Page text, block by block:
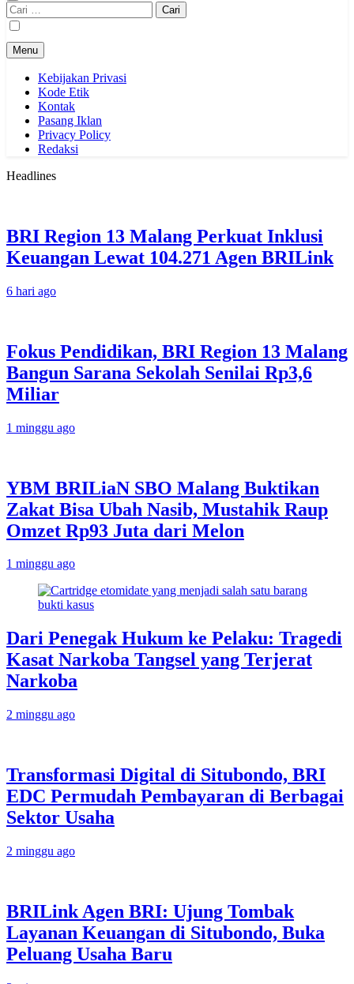
Cari
untuk:
Menu
Kebijakan Privasi
Kode Etik
Kontak
Pasang Iklan
Privacy Policy
Redaksi
Headlines
BRI Region 13 Malang Perkuat Inklusi
Keuangan Lewat 104.271 Agen BRILink
6 hari ago
Fokus Pendidikan, BRI Region 13 Malang
Bangun Sarana Sekolah Senilai Rp3,6
Miliar
1 minggu ago
YBM BRILiaN SBO Malang Buktikan
Zakat Bisa Ubah Nasib, Mustahik Raup
Omzet Rp93 Juta dari Melon
1 minggu ago
Dari Penegak Hukum ke Pelaku: Tragedi
Kasat Narkoba Tangsel yang Terjerat
Narkoba
2 minggu ago
Transformasi Digital di Situbondo, BRI
EDC Permudah Pembayaran di Berbagai
Sektor Usaha
2 minggu ago
BRILink Agen BRI: Ujung Tombak
Layanan Keuangan di Situbondo, Buka
Peluang Usaha Baru